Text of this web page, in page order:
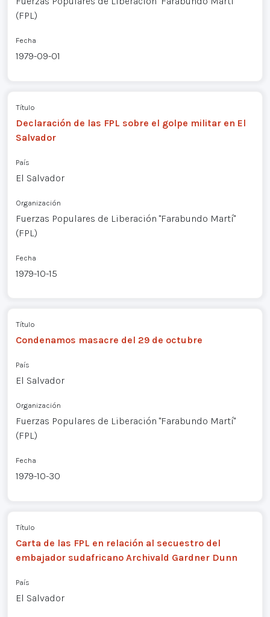
(FPL)
Fecha
1979-09-01
Título
Declaración de las FPL sobre el golpe militar en El
Salvador
País
El Salvador
Organización
Fuerzas Populares de Liberación "Farabundo Martí"
(FPL)
Fecha
1979-10-15
Título
Condenamos masacre del 29 de octubre
País
El Salvador
Organización
Fuerzas Populares de Liberación "Farabundo Martí"
(FPL)
Fecha
1979-10-30
Título
Carta de las FPL en relación al secuestro del
embajador sudafricano Archivald Gardner Dunn
País
El Salvador